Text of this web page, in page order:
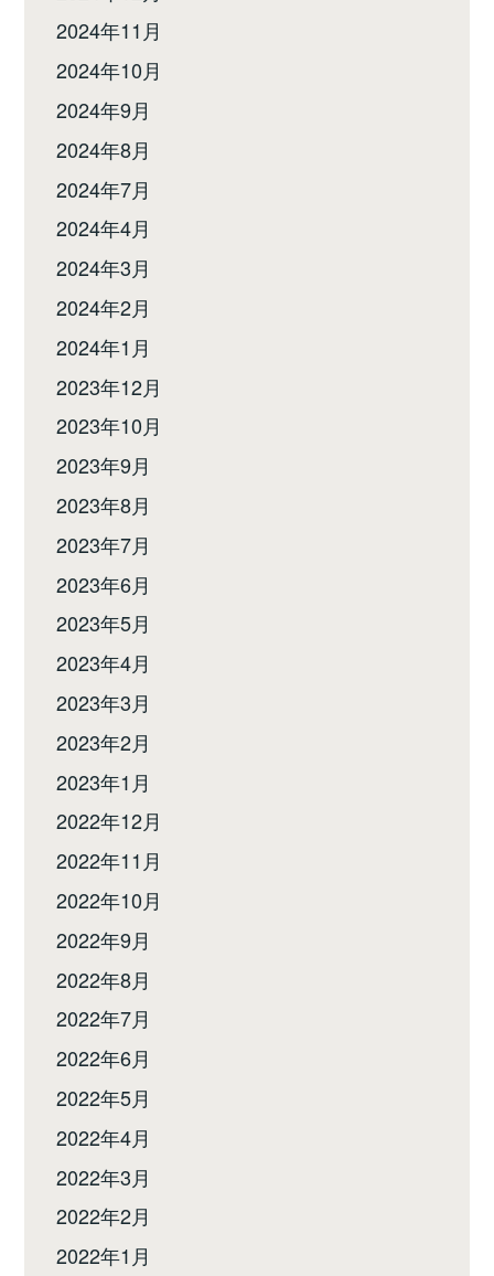
2024年11月
2024年10月
2024年9月
2024年8月
2024年7月
2024年4月
2024年3月
2024年2月
2024年1月
2023年12月
2023年10月
2023年9月
2023年8月
2023年7月
2023年6月
2023年5月
2023年4月
2023年3月
2023年2月
2023年1月
2022年12月
2022年11月
2022年10月
2022年9月
2022年8月
2022年7月
2022年6月
2022年5月
2022年4月
2022年3月
2022年2月
2022年1月